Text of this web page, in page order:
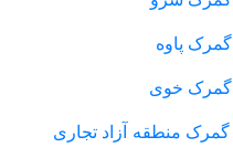
گمرک پاوه
گمرک خوی
گمرک منطقه آزاد تجاری